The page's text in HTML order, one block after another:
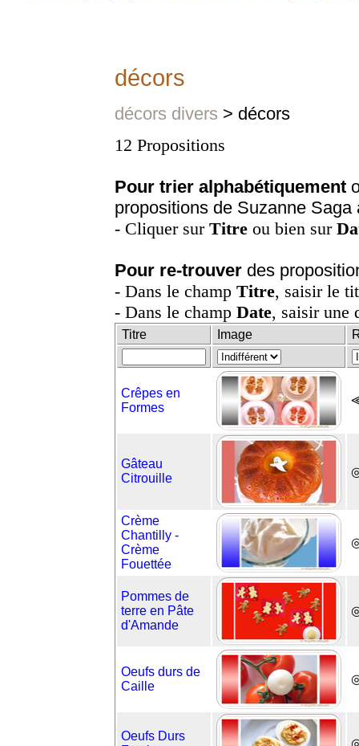
décors
décors divers > décors
12 Propositions
Pour trier alphabétiquement
propositions de Suzanne
- Cliquer sur Titre ou bien sur
Pour re-trouver des
- Dans le champ Titre, saisir le
- Dans le champ Date, saisir une
Titre Image
Crêpes en
Formes
Gâteau
Citrouille
Crème
Chantilly -
Crème
Fouettée
Pommes de
terre en Pâte
d'Amande
Oeufs durs de
Caille
Oeufs Durs